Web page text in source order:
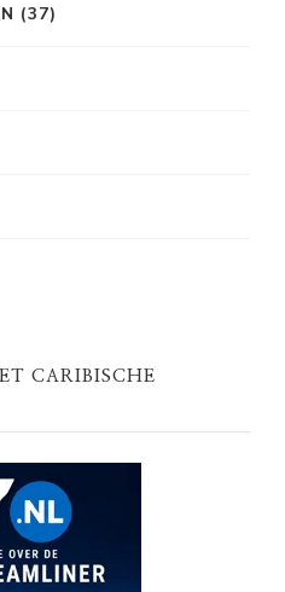
(37)
CARIBISCHE